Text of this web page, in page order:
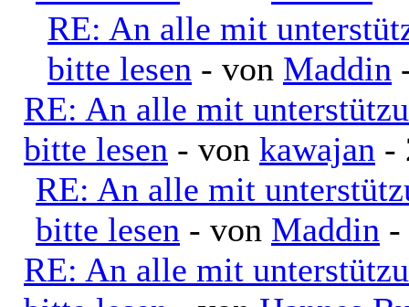
RE: An alle mit
bitte lesen - von Maddin
RE: An alle mit
bitte lesen - von kawajan -
RE: An alle mit
bitte lesen - von Maddin -
RE: An alle mit